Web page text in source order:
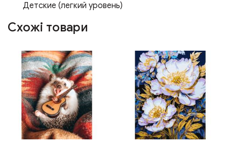
Детские (легкий уровень)
Схожі товари